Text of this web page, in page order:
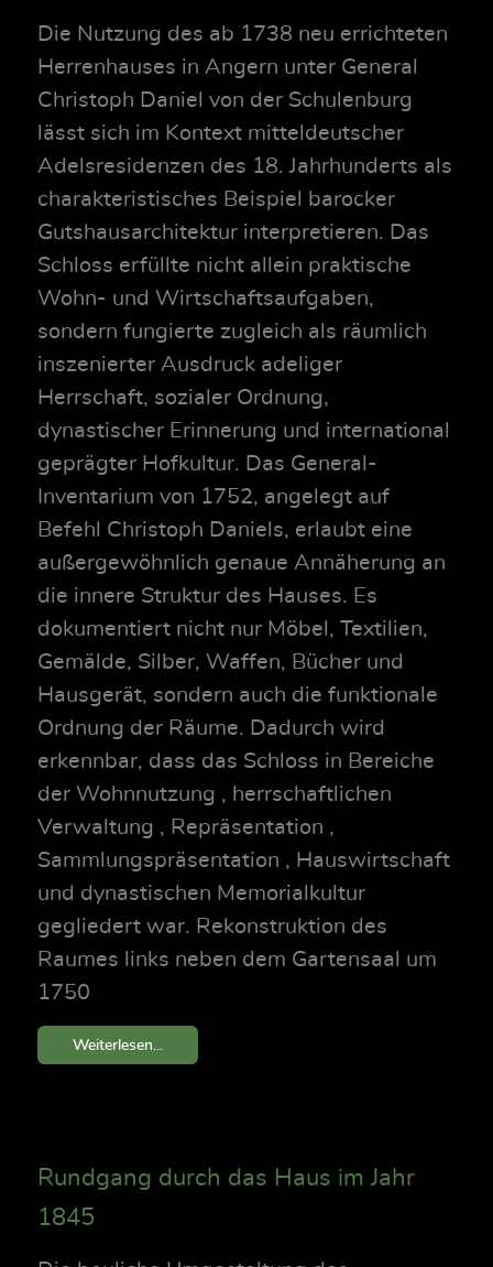
Die Nutzung des ab 1738 neu errichteten
Herrenhauses in Angern unter General
Christoph Daniel von der Schulenburg
lässt sich im Kontext mitteldeutscher
Adelsresidenzen des 18. Jahrhunderts als
charakteristisches Beispiel barocker
Gutshausarchitektur interpretieren. Das
Schloss erfüllte nicht allein praktische
Wohn- und Wirtschaftsaufgaben,
sondern fungierte zugleich als räumlich
inszenierter Ausdruck adeliger
Herrschaft, sozialer Ordnung,
dynastischer Erinnerung und international
geprägter Hofkultur. Das General-
Inventarium von 1752, angelegt auf
Befehl Christoph Daniels, erlaubt eine
außergewöhnlich genaue Annäherung an
die innere Struktur des Hauses. Es
dokumentiert nicht nur Möbel, Textilien,
Gemälde, Silber, Waffen, Bücher und
Hausgerät, sondern auch die funktionale
Ordnung der Räume. Dadurch wird
erkennbar, dass das Schloss in Bereiche
der Wohnnutzung , herrschaftlichen
Verwaltung , Repräsentation ,
Sammlungspräsentation , Hauswirtschaft
und dynastischen Memorialkultur
gegliedert war. Rekonstruktion des
Raumes links neben dem Gartensaal um
1750
Weiterlesen...
Rundgang durch das Haus im Jahr
1845